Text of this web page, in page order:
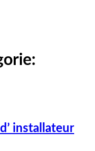
installateur